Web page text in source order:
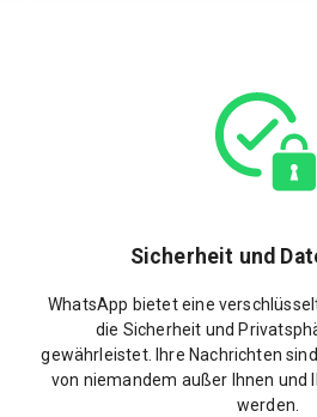
Sicherheit und
WhatsApp bietet eine
die Sicherheit und
gewährleistet. Ihre Nachrichten
von niemandem außer Ihnen und
werden.